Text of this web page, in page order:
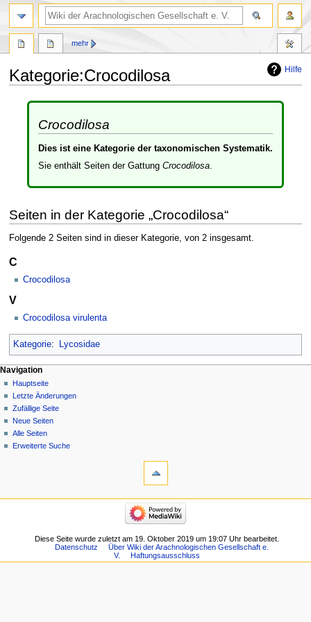
Hilfe
Kategorie:Crocodilosa
springen
springenCrocodilosa
Dies ist eine Kategorie der taxonomischen Systematik.
Sie enthält Seiten der Gattung Crocodilosa.
Seiten in der Kategorie „Crocodilosa“
Folgende 2 Seiten sind in dieser Kategorie, von 2 insgesamt.
C
Crocodilosa
V
Crocodilosa virulenta
Kategorie: Lycosidae
mehr
Navigation
Hauptseite
Letzte Änderungen
Zufällige Seite
Neue Seiten
Alle Seiten
Erweiterte Suche
Diese Seite wurde zuletzt am 19. Oktober 2019 um 19:07 Uhr bearbeitet.
Datenschutz
Über Wiki der Arachnologischen Gesellschaft e.
V.
Haftungsausschluss